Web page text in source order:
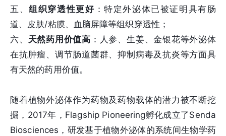
五、组织穿透性更好 ：特定外泌体已被证明具有肠
道、皮肤/粘膜、血脑屏障等组织穿透性；
六、 天然药用价值高 ：人参、生姜、金银花等外泌体
在抗肿瘤、调节肠道菌群、抑制病毒及抗炎等方面具
有天然的药用价值。
随着植物外泌体作为药物及药物载体的潜力被不断挖
掘，2017年，Flagship Pioneering孵化成立了Senda
Biosciences，研发基于植物外泌体的系统间生物学药